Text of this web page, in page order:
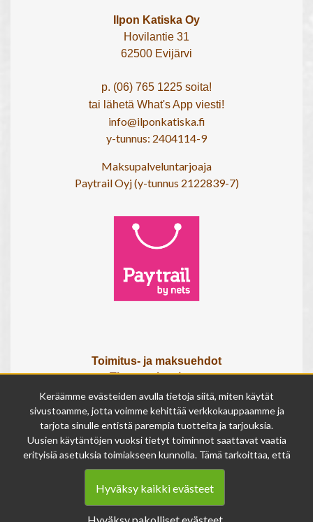
Ilpon Katiska Oy
Hovilantie 31
62500 Evijärvi
p. (06) 765 1225 soita!
tai lähetä What's App viesti!
info@ilponkatiska.fi
y-tunnus: 2404114-9
Maksupalveluntarjoaja
Paytrail Oyj (y-tunnus 2122839-7)
Toimitus- ja maksuehdot
Tietosuojaseloste
Tietoa meistä
Osta lahjakortti
Tilauksen peruutuslomake
Olemme avoinna
ma - pe 9 - 17
la 9 - 14
su suljettu
Keräämme evästeiden avulla tietoja siitä, miten käytät
sivustoamme, jotta voimme kehittää verkkokauppaamme ja
tarjota sinulle entistä parempia tuotteita ja tarjouksia.
Uusien käytäntöjen vuoksi tietyt toiminnot saattavat vaatia
erityisiä asetuksia toimiakseen kunnolla. Tämä tarkoittaa, että
joissakin tapauksissa anonymisoidut tiedot voivat kertyä,
vaikka olisit kieltänyt evästeiden käytön. Näitä tietoja
käytetään ainoastaan palvelumme parantamiseen, eikä niistä
Hyväksy kaikki evästeet